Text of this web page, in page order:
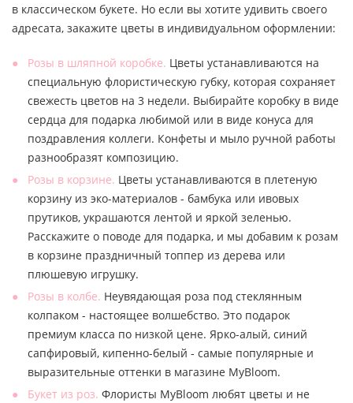
в классическом букете. Но если вы хотите удивить своего
адресата, закажите цветы в индивидуальном оформлении:
Розы в шляпной коробке. Цветы устанавливаются на
специальную флористическую губку, которая сохраняет
свежесть цветов на 3 недели. Выбирайте коробку в виде
сердца для подарка любимой или в виде конуса для
поздравления коллеги. Конфеты и мыло ручной работы
разнообразят композицию.
Розы в корзине. Цветы устанавливаются в плетеную
корзину из эко-материалов - бамбука или ивовых
прутиков, украшаются лентой и яркой зеленью.
Расскажите о поводе для подарка, и мы добавим к розам
в корзине праздничный топпер из дерева или
плюшевую игрушку.
Розы в колбе. Неувядающая роза под стеклянным
колпаком - настоящее волшебство. Это подарок
премиум класса по низкой цене. Ярко-алый, синий
сапфировый, кипенно-белый - самые популярные и
выразительные оттенки в магазине MyBloom.
Букет из роз. Флористы MyBloom любят цветы и не